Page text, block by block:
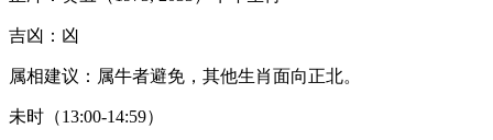
吉凶：凶
属相建议：属牛者避免，其他生肖面向正北。
未时（13:00-14:59）